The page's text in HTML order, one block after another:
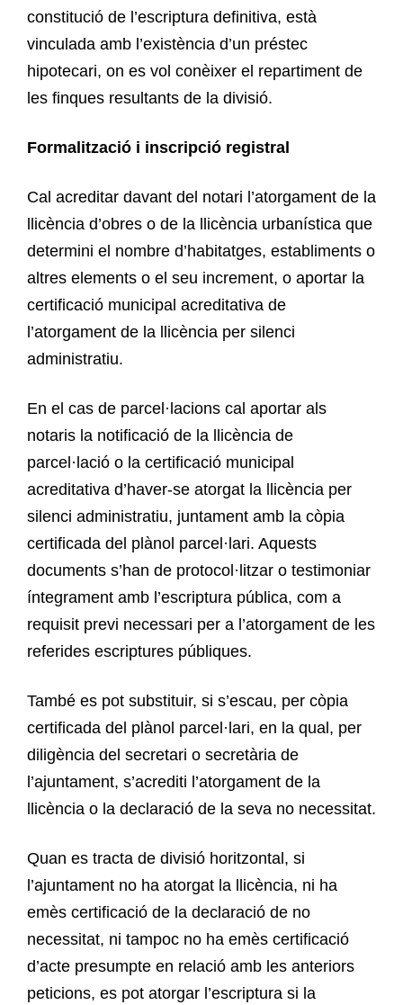
constitució de l’escriptura definitiva, està
vinculada amb l’existència d’un préstec
hipotecari, on es vol conèixer el repartiment de
les finques resultants de la divisió.
Formalització i inscripció registral
Cal acreditar davant del notari l’atorgament de la
llicència d’obres o de la llicència urbanística que
determini el nombre d’habitatges, establiments o
altres elements o el seu increment, o aportar la
certificació municipal acreditativa de
l’atorgament de la llicència per silenci
administratiu.
En el cas de parcel·lacions cal aportar als
notaris la notificació de la llicència de
parcel·lació o la certificació municipal
acreditativa d’haver-se atorgat la llicència per
silenci administratiu, juntament amb la còpia
certificada del plànol parcel·lari. Aquests
documents s’han de protocol·litzar o testimoniar
íntegrament amb l’escriptura pública, com a
requisit previ necessari per a l’atorgament de les
referides escriptures públiques.
També es pot substituir, si s’escau, per còpia
certificada del plànol parcel·lari, en la qual, per
diligència del secretari o secretària de
l’ajuntament, s’acrediti l’atorgament de la
llicència o la declaració de la seva no necessitat.
Quan es tracta de divisió horitzontal, si
l’ajuntament no ha atorgat la llicència, ni ha
emès certificació de la declaració de no
necessitat, ni tampoc no ha emès certificació
d’acte presumpte en relació amb les anteriors
peticions, es pot atorgar l’escriptura si la